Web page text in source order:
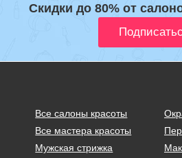
Скидки до 80% от
Все салоны красоты
Все мастера красоты
Мужская стрижка